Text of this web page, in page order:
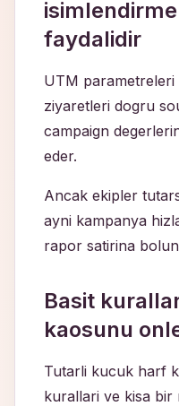
faydalidir
UTM
ziyaretleri dogru
campaign
eder.
Ancak ekipler
ayni kampanya
rapor satirina
Basit
kaosunu
Tutarli kucuk harf
kurallari ve kisa bir